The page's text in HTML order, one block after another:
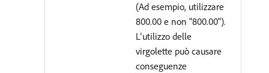
(Ad esempio, utilizzare
800.00 e non "800.00").
L’utilizzo delle
virgolette può causare
conseguenze